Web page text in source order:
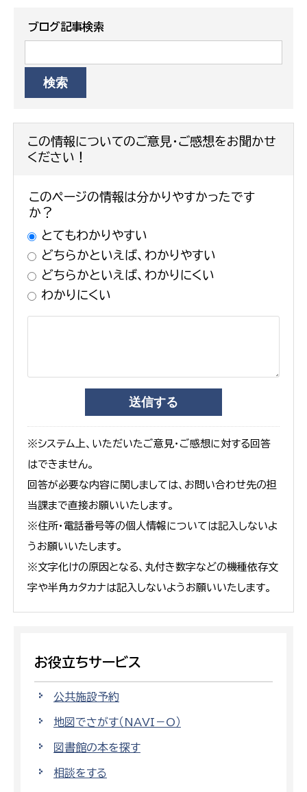
ブログ記事検索
この情報についてのご意見・ご感想をお聞かせ
ください！
このページの情報は分かりやすかったです
か？
とてもわかりやすい
どちらかといえば、わかりやすい
どちらかといえば、わかりにくい
わかりにくい
※システム上、いただいたご意見・ご感想に対する回答
はできません。
回答が必要な内容に関しましては、お問い合わせ先の担
当課まで直接お願いいたします。
※住所・電話番号等の個人情報については記入しないよ
うお願いいたします。
※文字化けの原因となる、丸付き数字などの機種依存文
字や半角カタカナは記入しないようお願いいたします。
お役立ちサービス
公共施設予約
地図でさがす（NAVI－O）
図書館の本を探す
相談をする